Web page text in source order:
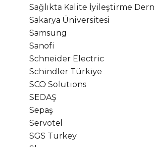
Sağlıkta Kalite İyileştirme
Sakarya Üniversitesi
Samsung
Sanofi
Schneider Electric
Schindler Türkiye
SCO Solutions
SEDAŞ
Sepaş
Servotel
SGS Turkey